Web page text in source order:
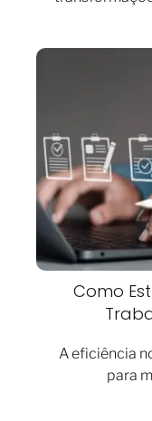
Como
A eficiência
para